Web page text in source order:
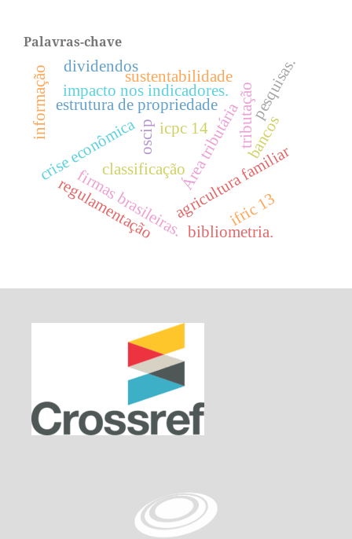
Palavras-chave
classificaçãoÁrea tributáriatributação
estrutura de propriedade
firmas brasileiras.agricultura familiar
bibliometria.
bancos
crise econômica
impacto nos indicadores.
regulamentação
pesquisas.
oscip
sustentabilidade
ifric 13
icpc 14
dividendos
informação